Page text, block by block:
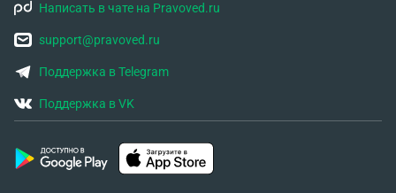
Написать в чате на Pravoved.ru
support@pravoved.ru
Поддержка в Telegram
Поддержка в VK